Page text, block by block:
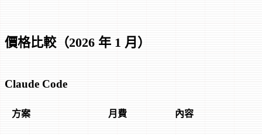
價格比較（2026 年 1 月）
Claude Code
方案 月費 內容